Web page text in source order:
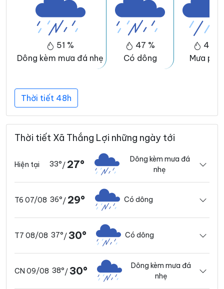
51 %
Dông kèm mưa đá nhẹ
47 %
Có dông
41 %
Mưa
Thời tiết 48h
Thời tiết Xã Thắng Lợi những ngày tới
Hiện tại 33°/ 27°
Dông kèm mưa đá
nhẹ
T6 07/08 36°/ 29° Có dông
T7 08/08 37°/30° Có dông
CN 09/08 38°/30°
Dông kèm mưa đá
nhẹ